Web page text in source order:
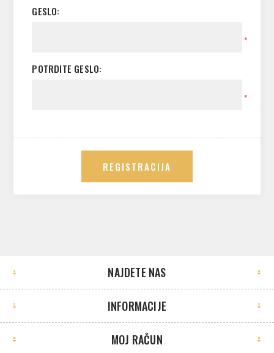
GESLO:
*
POTRDITE GESLO:
*
REGISTRACIJA
NAJDETE NAS
INFORMACIJE
MOJ RAČUN